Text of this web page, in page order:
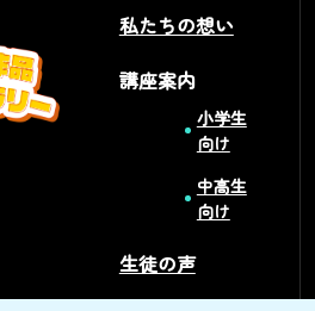
私たちの想い
講座案内
小学生
向け
中高生
向け
生徒の声